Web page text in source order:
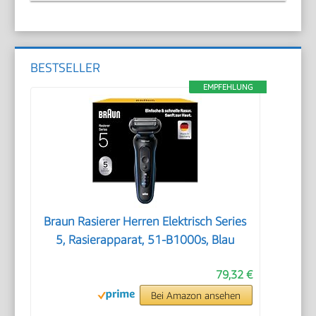
BESTSELLER
EMPFEHLUNG
Braun Rasierer Herren Elektrisch Series
5, Rasierapparat, 51-B1000s, Blau
79,32 €
Bei Amazon ansehen